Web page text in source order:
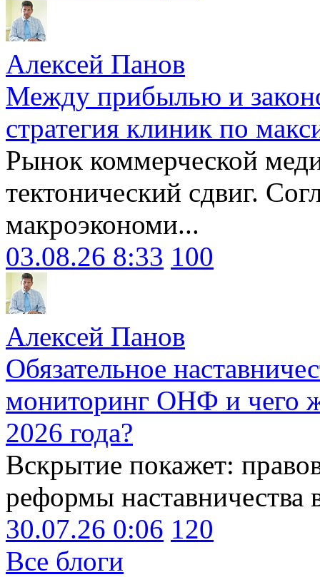
Алексей Панов
Между прибылью и
стратегия клиник по
Рынок коммерческой
тектонический сдвиг.
макроэкономи...
03.08.26 8:33 100
Алексей Панов
Обязательное
мониторинг ОНФ и чего
2026 года?
Вскрытие покажет:
реформы наставничества
30.07.26 0:06 120
Все блоги